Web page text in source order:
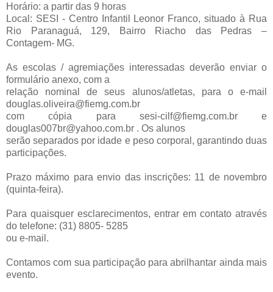
Horário: a partir das 9 horas
Local: SESI - Centro Infantil Leonor Franco, situado à Rua
Rio Paranaguá, 129, Bairro Riacho das Pedras –
Contagem- MG.
As escolas / agremiações interessadas deverão enviar o
formulário anexo, com a
relação nominal de seus alunos/atletas, para o e-mail
douglas.oliveira@fiemg.com.br
com cópia para sesi-cilf@fiemg.com.br e
douglas007br@yahoo.com.br . Os alunos
serão separados por idade e peso corporal, garantindo duas
participações.
Prazo máximo para envio das inscrições: 11 de novembro
(quinta-feira).
Para quaisquer esclarecimentos, entrar em contato através
do telefone: (31) 8805- 5285
ou e-mail.
Contamos com sua participação para abrilhantar ainda mais
evento.